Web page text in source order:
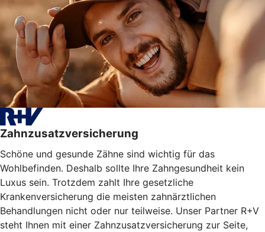
Zahnzusatzversicherung
Schöne und gesunde Zähne sind wichtig für das
Wohlbefinden. Deshalb sollte Ihre Zahngesundheit kein
Luxus sein. Trotzdem zahlt Ihre gesetzliche
Krankenversicherung die meisten zahnärztlichen
Behandlungen nicht oder nur teilweise. Unser Partner R+V
steht Ihnen mit einer Zahnzusatzversicherung zur Seite,